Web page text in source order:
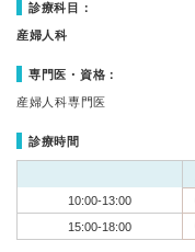
診療科目：
産婦人科
専門医・資格：
産婦人科専門医
診療時間
10:00-13:00
15:00-18:00